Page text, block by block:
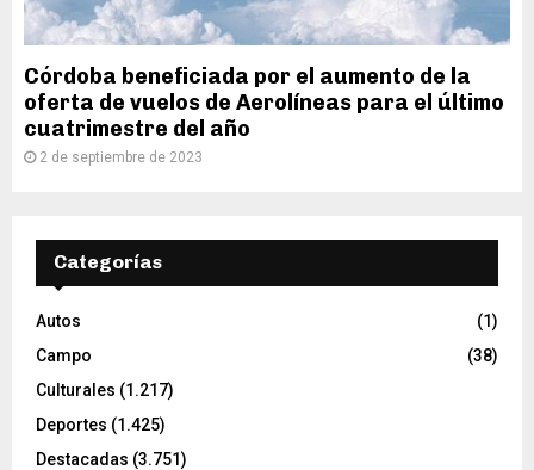
Córdoba beneficiada por el aumento de la
oferta de vuelos de Aerolíneas para el último
cuatrimestre del año
2 de septiembre de 2023
Categorías
Autos
(1)
Campo
(38)
Culturales (1.217)
Deportes (1.425)
Destacadas (3.751)